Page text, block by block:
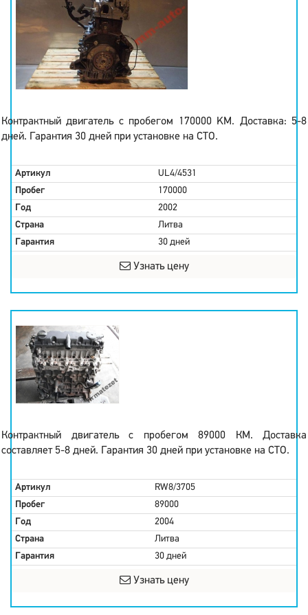
Контрактный двигатель с пробегом 170000 KM. Доставка: 5-8
дней. Гарантия 30 дней при установке на СТО.
Артикул
UL4/4531
Пробег
170000
Год
2002
Страна
Литва
Гарантия
30 дней
Узнать цену
Контрактный двигатель с пробегом 89000 КМ. Доставка
составляет 5-8 дней. Гарантия 30 дней при установке на СТО.
Артикул
RW8/3705
Пробег
89000
Год
2004
Страна
Литва
Гарантия
30 дней
Узнать цену